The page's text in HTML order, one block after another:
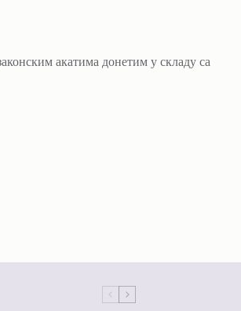
акатима донетим у складу са